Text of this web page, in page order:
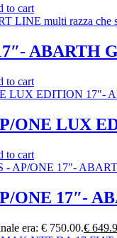
to cart
ABARTH
to cart
ONE LUX
to cart
ONE 17″-
era: € 750.00.€